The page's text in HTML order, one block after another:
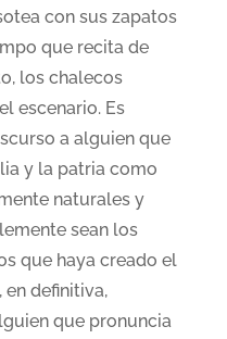
con sus zapatos
que recita de
los chalecos
escenario. Es
a alguien que
y la patria como
naturales y
sean los
que haya creado el
en definitiva,
que pronuncia